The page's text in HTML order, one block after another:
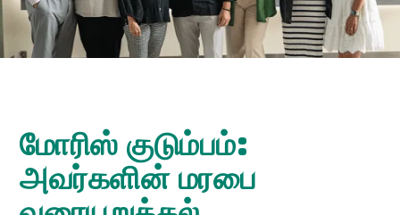
மோரிஸ் குடும்பம்:
அவர்களின் மரபை